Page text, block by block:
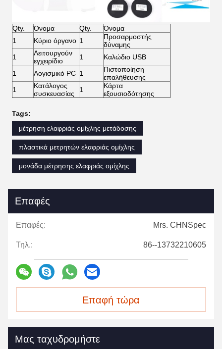
Qty. Όνομα Qty.
Όνομα
1
Κύριο όργανο 1
Προσαρμοστής
δύναμης
1
Λειτουργούν
εγχειρίδιο
1 Καλώδιο USB
1 Λογισμικό PC 1
Πιστοποίηση
επαλήθευσης
1
Κατάλογος
συσκευασίας
1
Κάρτα
εξουσιοδότησης
Tags:
μέτρηση ελαφριάς ομίχλης μετάδοσης
πλαστικά μετρητών ελαφριάς ομίχλης
μονάδα μέτρησης ελαφριάς ομίχλης
Επαφές
Επαφές: Mrs. CHNSpec
Τηλ.: 86--13732210605
Επαφή τώρα
Μας ταχυδρομήστε